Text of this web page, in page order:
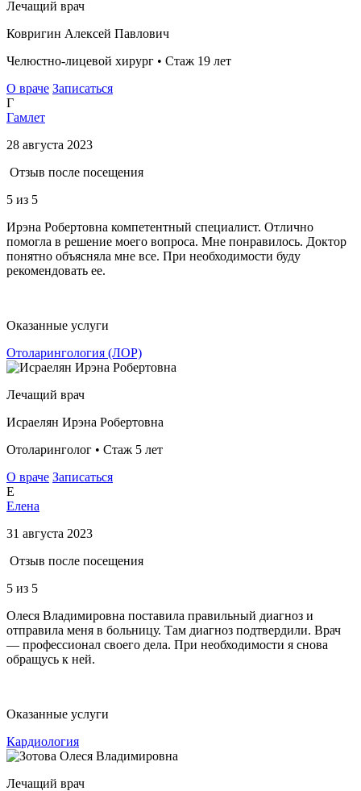
Лечащий врач
Ковригин Алексей Павлович
Челюстно-лицевой хирург • Стаж 19 лет
О враче Записаться
Г
Гамлет
28 августа 2023
Отзыв после посещения
5 из 5
Ирэна Робертовна компетентный специалист. Отлично
помогла в решение моего вопроса. Мне понравилось. Доктор
понятно объясняла мне все. При необходимости буду
рекомендовать ее.
Оказанные услуги
Отоларингология (ЛОР)
Лечащий врач
Исраелян Ирэна Робертовна
Отоларинголог • Стаж 5 лет
О враче Записаться
Е
Елена
31 августа 2023
Отзыв после посещения
5 из 5
Олеся Владимировна поставила правильный диагноз и
отправила меня в больницу. Там диагноз подтвердили. Врач
— профессионал своего дела. При необходимости я снова
обращусь к ней.
Оказанные услуги
Кардиология
Лечащий врач